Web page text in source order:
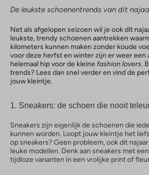
De leukste schoenentrends van dit
Net als afgelopen seizoen wil je ook dit
leukste, trendy schoenen aantrekken
kilometers kunnen maken zonder koude
voor deze herfst en winter zijn er weer een
helemaal hip voor de kleine fashion lovers.
trends? Lees dan snel verder en vind de
jouw kleintje.
1. Sneakers: de schoen die nooit
Sneakers zijn eigenlijk de schoenen die
kunnen worden. Loopt jouw kleintje het
op sneakers? Geen probleem, ook dit
leuke modellen. Denk aan sneakers met
tijdloze varianten in een vrolijke print of